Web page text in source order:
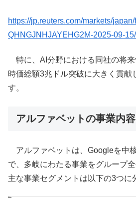
https://jp.reuters.com/markets/
QHNGJNHJAYEHG2M-2025-09-15/
特に、AI分野における同社の将
時価総額3兆ドル突破に大きく貢献
す。
アルファベットの事業内
アルファベットは、Googleを中
で、多岐にわたる事業をグループ
主な事業セグメントは以下の3つに